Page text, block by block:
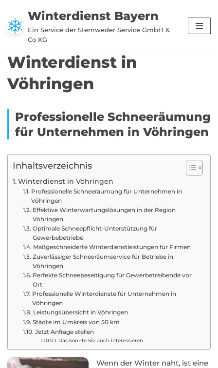
Zum
Inhalt
Winterdienst Bayern
Ein Service der Stemweder Service GmbH &
Co KG
Winterdienst in
Vöhringen
Professionelle Schneeräumung
für Unternehmen in Vöhringen
Inhaltsverzeichnis
Winterdienst in Vöhringen
Professionelle Schneeräumung für Unternehmen in
Vöhringen
Effektive Winterwartungslösungen in der Region
Vöhringen
Optimale Schneepflicht-Unterstützung für
Gewerbebetriebe
Maßgeschneiderte Winterdienstleistungen für Firmen
Zuverlässiger Schneeräumservice für Betriebe in
Vöhringen
Perfekte Schneebeseitigung für Gewerbetreibende vor
Ort
Professionelle Winterdienste für Unternehmen in
Vöhringen
Leistungsübersicht in Vöhringen
Städte im Umkreis von 50 km
Jetzt Anfrage stellen
Das könnte Sie auch interessieren
Wenn der Winter naht, ist eine